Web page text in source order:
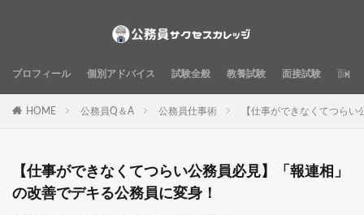
プロフィール 個別アドバイス 試験全般 教養試験 面接試験 面接
HOME 公務員Q＆A 公務員仕事術 【仕事ができなくてつら
【仕事ができなくてつらい公務員必見】「報連相」
の改善でデキる公務員に変身！